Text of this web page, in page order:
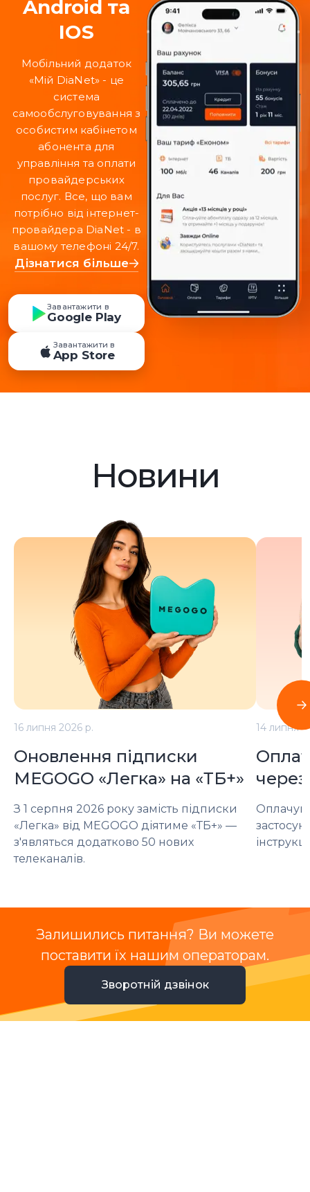
Android та
IOS
Мобільний додаток
«Мій DiaNet» - це
система
самообслуговування з
особистим кабінетом
абонента для
управління та оплати
провайдерських
послуг. Все, що вам
потрібно від інтернет-
провайдера DiaNet - в
вашому телефоні 24/7.
Дізнатися більше
Завантажити в
Google Play
Завантажити в
App Store
Новини
16 липня 2026 р.
Оновлення підписки
MEGOGO «Легка» на «ТБ+»
З 1 серпня 2026 року замість підписки
«Легка» від MEGOGO діятиме «ТБ+» —
з'являться додатково 50 нових
телеканалів.
14 липня
Залишились питання? Ви можете
поставити їх нашим операторам.
Зворотній дзвінок